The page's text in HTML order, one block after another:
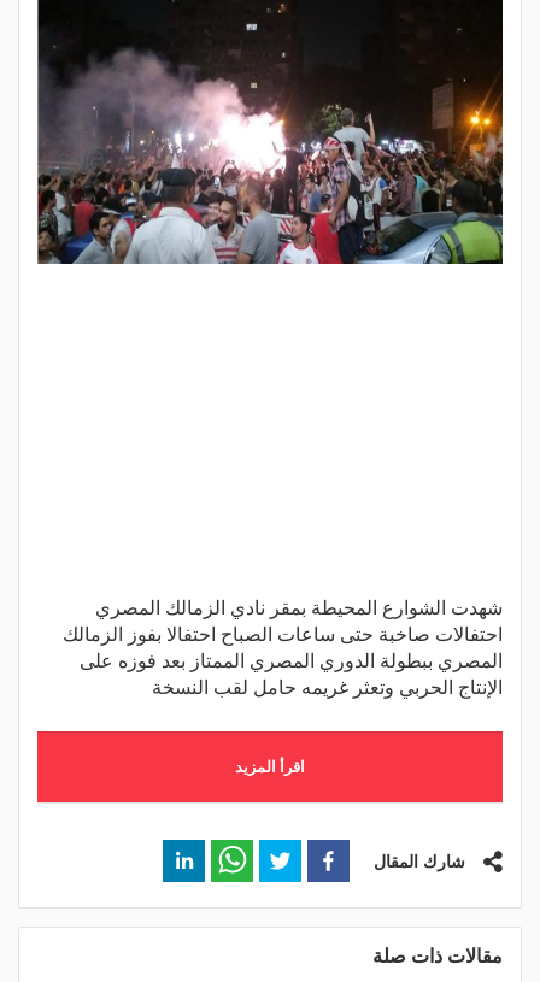
شهدت الشوارع المحيطة بمقر نادي الزمالك المصري
احتفالات صاخبة حتى ساعات الصباح احتفالا بفوز الزمالك
المصري ببطولة الدوري المصري الممتاز بعد فوزه على
الإنتاج الحربي وتعثر غريمه حامل لقب النسخة
اقرأ المزيد
شارك المقال
مقالات ذات صلة